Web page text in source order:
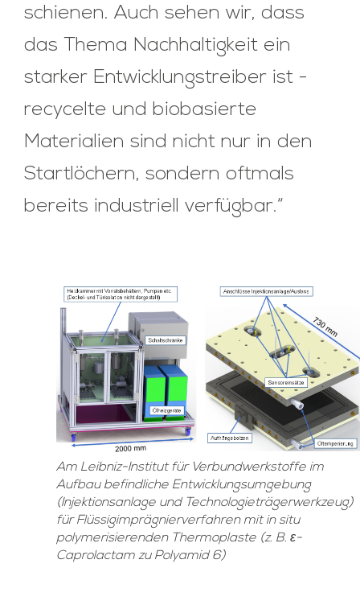
schienen. Auch sehen wir, dass
das Thema Nachhaltigkeit ein
starker Entwicklungstreiber ist ­
recycelte und biobasierte
Materialien sind nicht nur in den
Startlöchern, sondern oftmals
bereits industriell verfügbar.“
Am Leibniz-Institut für Verbundwerkstoffe im
Aufbau befindliche Entwicklungsumgebung
(Injektionsanlage und Technologieträgerwerkzeug)
für Flüssigimprägnierverfahren mit in situ
polymerisierenden Thermoplaste (z. B. ε-
Caprolactam zu Polyamid 6)